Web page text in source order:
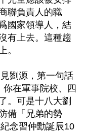
聯負責人的職
國家領導人，結
有上去。這種趨
。
劉源，第一句話
你在軍事院校、四
。可是十八大劉
備「兄弟的勢
念習仲勳誕辰10